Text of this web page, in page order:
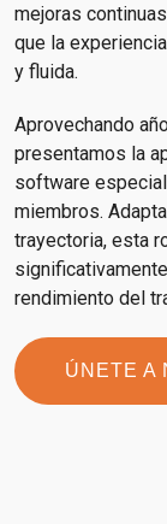
mejoras
que la
y fluida.
Aprovechando
presentamos la
software
miembros.
trayectoria, esta
rendimiento del
ÚNETE A